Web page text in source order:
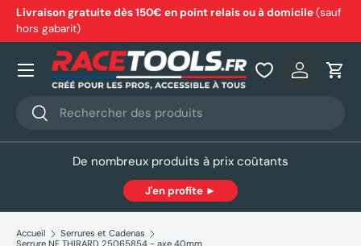
Aller au contenu
Livraison gratuite dès 150€ en point relais ou à domicile(sauf
hors gabarit)
Recherche
Rechercher
Se
Nos produits
De nombreux produits à prix coûtants
J'en profite ►
Accueil
Serrures et Cadenas
Serrure NF THIRARD 25065854 - axe 40mm